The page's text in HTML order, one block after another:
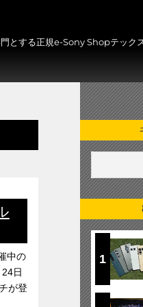
とする正規e-Sony Shopテック
中の
日
が登
1